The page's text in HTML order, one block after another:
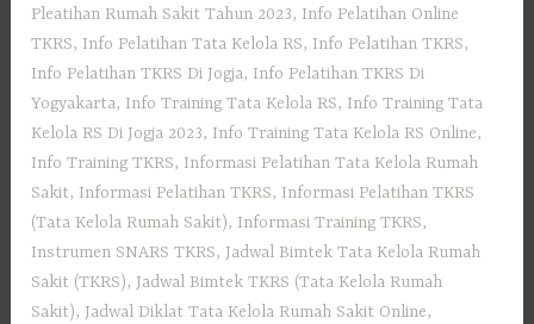
Pleatihan Rumah Sakit Tahun 2023, Info Pelatihan Online
TKRS, Info Pelatihan Tata Kelola RS, Info Pelatihan TKRS,
Info Pelatihan TKRS Di Jogja, Info Pelatihan TKRS Di
Yogyakarta, Info Training Tata Kelola RS, Info Training Tata
Kelola RS Di Jogja 2023, Info Training Tata Kelola RS Online,
Info Training TKRS, Informasi Pelatihan Tata Kelola Rumah
Sakit, Informasi Pelatihan TKRS, Informasi Pelatihan TKRS
(Tata Kelola Rumah Sakit), Informasi Training TKRS,
Instrumen SNARS TKRS, Jadwal Bimtek Tata Kelola Rumah
Sakit (TKRS), Jadwal Bimtek TKRS (Tata Kelola Rumah
Sakit), Jadwal Diklat Tata Kelola Rumah Sakit Online,